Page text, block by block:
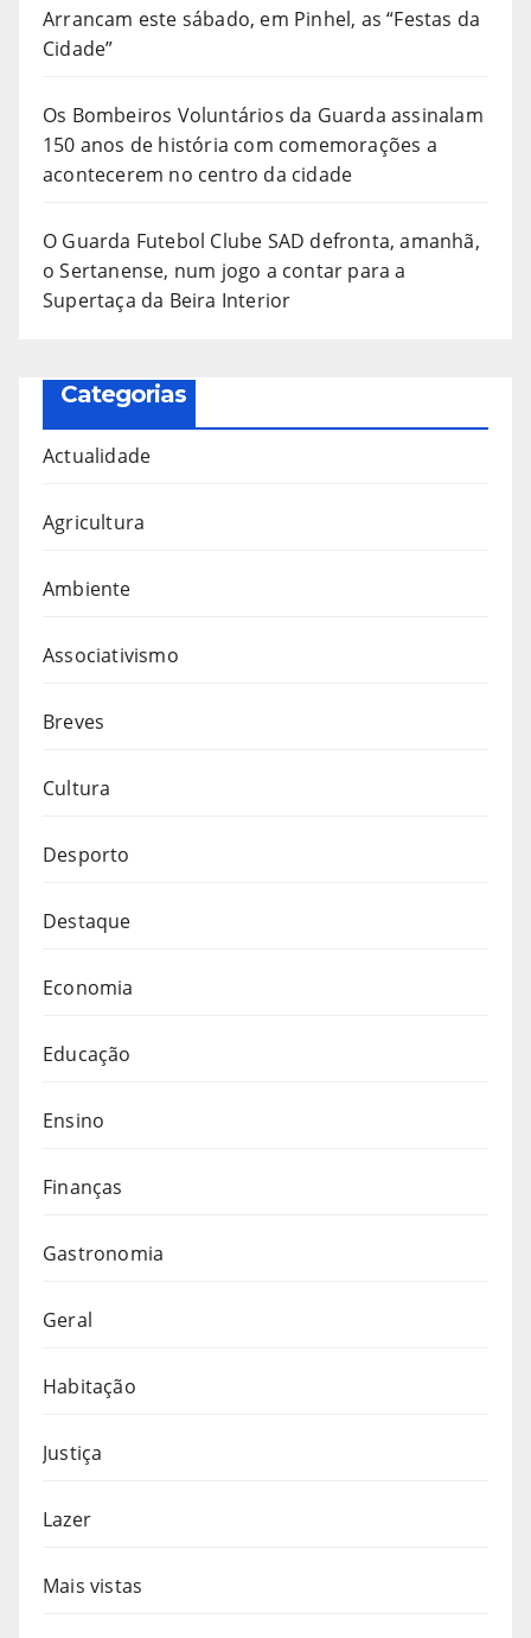
Arrancam este sábado, em Pinhel, as “Festas da
Cidade”
Os Bombeiros Voluntários da Guarda assinalam
150 anos de história com comemorações a
acontecerem no centro da cidade
O Guarda Futebol Clube SAD defronta, amanhã,
o Sertanense, num jogo a contar para a
Supertaça da Beira Interior
Categorias
Actualidade
Agricultura
Ambiente
Associativismo
Breves
Cultura
Desporto
Destaque
Economia
Educação
Ensino
Finanças
Gastronomia
Geral
Habitação
Justiça
Lazer
Mais vistas